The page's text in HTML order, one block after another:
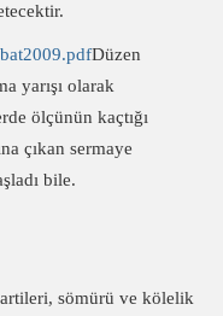
Düzen
yarışı olarak
ölçünün kaçtığı
çıkan sermaye
bile.
sömürü ve kölelik